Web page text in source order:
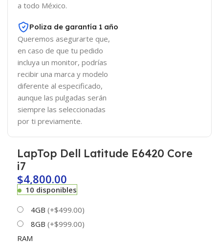
a todo México.
Poliza de garantía 1 año
Queremos asegurarte que,
en caso de que tu pedido
incluya un monitor, podrías
recibir una marca y modelo
diferente al especificado,
aunque las pulgadas serán
siempre las seleccionadas
por ti previamente.
LapTop Dell Latitude E6420 Core
i7
$4,800.00
10 disponibles
4GB(+$499.00)
8GB(+$999.00)
RAM